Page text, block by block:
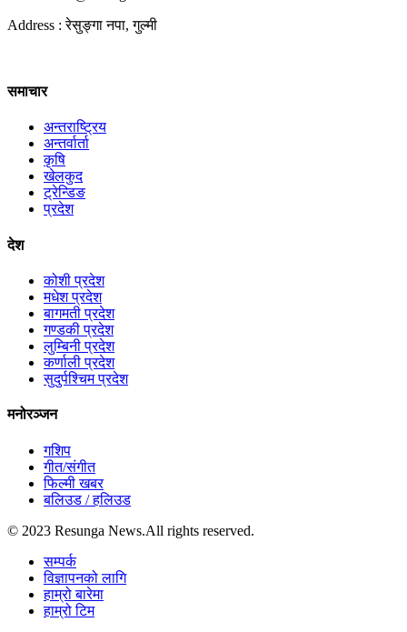
Address : रेसुङ्गा नपा, गुल्मी
समाचार
अन्तराष्ट्रिय
अन्तर्वार्ता
कृषि
खेलकुद
ट्रेन्डिङ
प्रदेश
देश
कोशी प्रदेश
मधेश प्रदेश
बागमती प्रदेश
गण्डकी प्रदेश
लुम्बिनी प्रदेश
कर्णाली प्रदेश
सुदुर्पश्चिम प्रदेश
मनोरञ्जन
गशिप
गीत/संगीत
फिल्मी खबर
बलिउड / हलिउड
© 2023 Resunga News.All rights reserved.
सम्पर्क
विज्ञापनको लागि
हाम्रो बारेमा
हाम्रो टिम